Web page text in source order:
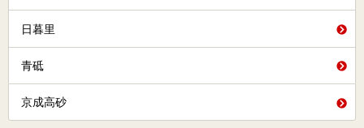
日暮里
青砥
京成高砂